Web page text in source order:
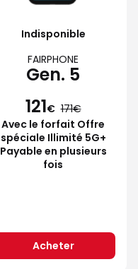
Indisponible
FAIRPHONE
Gen. 5
121€ 171
Avec le forfait Offre
spéciale Illimité 5G+
Payable en plusieurs
fois
Acheter